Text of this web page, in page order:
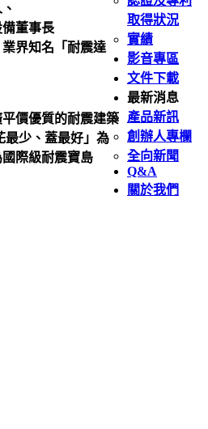
董事長
界知名「耐震達
價優質的耐震建築
最少、蓋最好」為
際級耐震寶島
取得狀況
實績
影音專區
文件下載
最新消息
產品新訊
創辦人專欄
全向新聞
Q&A
關於我們